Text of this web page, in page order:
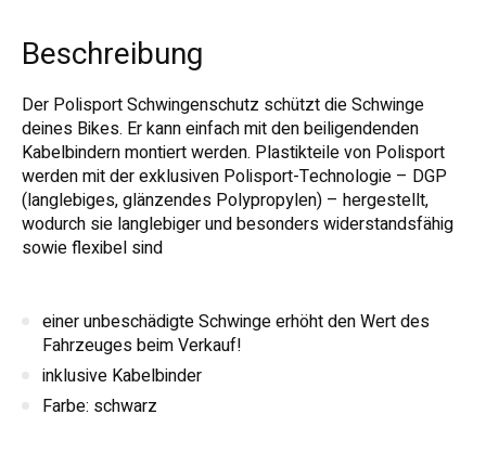
Beschreibung
Der Polisport Schwingenschutz schützt die Schwinge
deines Bikes. Er kann einfach mit den beiligendenden
Kabelbindern montiert werden. Plastikteile von Polisport
werden mit der exklusiven Polisport-Technologie – DGP
(langlebiges, glänzendes Polypropylen) – hergestellt,
wodurch sie langlebiger und besonders widerstandsfähig
sowie flexibel sind
einer unbeschädigte Schwinge erhöht den Wert des
Fahrzeuges beim Verkauf!
inklusive Kabelbinder
Farbe: schwarz